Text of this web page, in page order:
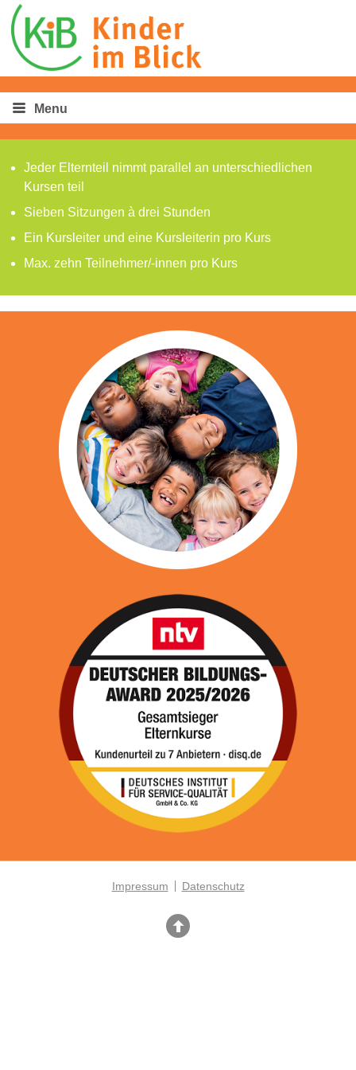
Menu
Jeder Elternteil nimmt parallel an unterschiedlichen
Kursen teil
Sieben Sitzungen à drei Stunden
Ein Kursleiter und eine Kursleiterin pro Kurs
Max. zehn Teilnehmer/-innen pro Kurs
Impressum Datenschutz